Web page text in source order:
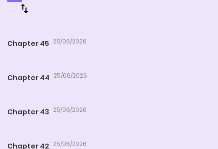
Chapter 45 25/06/2026
Chapter 44 25/06/2026
Chapter 43 25/06/2026
Chapter 42 25/06/2026